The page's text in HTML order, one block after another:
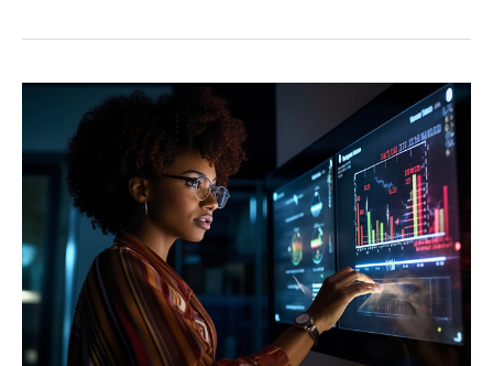
une
formation
Data
Analyst